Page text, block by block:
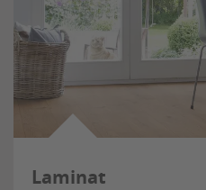
Laminat